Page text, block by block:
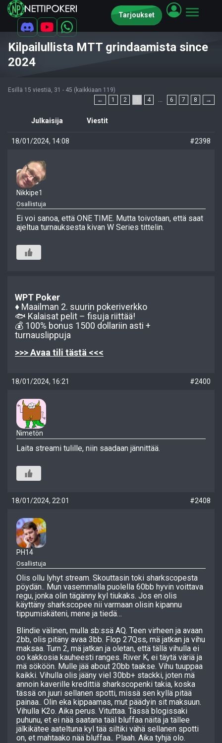
Tarjoukset
Kilpailullista MTT grindaamista since
2024
Esillä 15 viestiä, 31 - 45 (kaikkiaan 119)
←
1 2 4 … 6 7 8 →
Julkaisija Viestit
18/01/2024, 14:08 #2398
Nikkipe1
Osallistuja
Ei voi sanoa, että ONE TIME. Mutta toivotaan, että saat
ajeltua turnauksesta kivan W Series tittelin.
WPT Poker
♦️ Maailman 2. suurin pokeriverkko
🐟 Kalaisat pelit – fisuja riittää!
💰 100% bonus 1500 dollariin asti +
turnauslippuja
>>> Avaa tili tästä <<<
18/01/2024, 16:21 #2400
Nimetön
Laita streami tulille, niin saadaan jännittää.
18/01/2024, 22:01 #2408
PH14
Osallistuja
Olis ollu lyhyt stream. Skouttasin toki sharkscopesta
pöydän.. Mun vasemmalla puolella 60bb hyvin voittava
regu, jonka olin tägänny kyl tiukaks. Jos en olis
käyttäny sharkscopee nii varmaan olisin kipannu
tippumiskäteni, mene ja tiedä…
Blindie välinen, mulla sb:ssä AQ. Teen virheen ja avaan
2bb, olis pitäny avaa 3bb. Flop 27Qss, mä jatkan ja vihu
maksaa. Turn 2, mä jatkan ja oletan, että tällä vihulla ei
oo kakkosia kauheesti ranges. River K, ei täytä väriä ja
mä sököön. Mulle jää about 20bb taakse. Vihu tuuppaa
kaikki. Vihulla olis jääny viel 30bb+ stackki, joten mä
annoin kaverille kredittiä sharkscopenki takia, koska
tässä on juuri sellanen spotti, missä sen kyllä pitää
painaa.. Olin eka kippaamas, mut päädyin sit maksuun.
Vihulla K2o. Aika perus. Vituttaa. Tässä blogissaki
puhunu, et ei nää saatana tääl bluffaa näitä ja tällee
jälkikätee aateltuna kyl tää siltiki vähä sellanen spotti
on, et mahtaako nää bluffaa.. Plaah. Aika tyhjä olo.